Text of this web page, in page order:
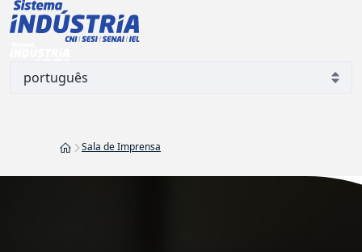
Pular para o Conteúdo principal
SENAI CETIQT - Centro de
Sala de Imprensa